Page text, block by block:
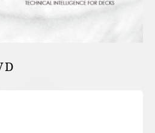
ーを増やす
演技の質を高めたい